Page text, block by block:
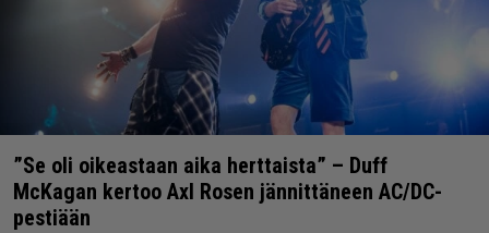
”Se oli oikeastaan aika herttaista” – Duff
McKagan kertoo Axl Rosen jännittäneen AC/DC-
pestiään